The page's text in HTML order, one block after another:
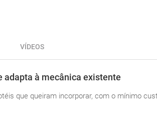
VÍDEOS
adapta à mecânica existente
que queiram incorporar, com o mínimo